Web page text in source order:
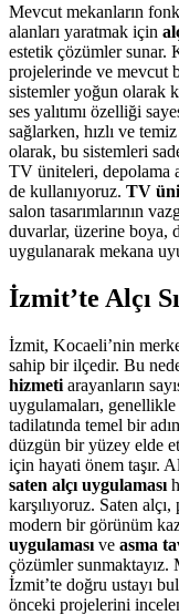
Mevcut mekanların
alanları yaratmak için
estetik çözümler sunar.
projelerinde ve mevcut
sistemler yoğun olarak
ses yalıtımı özelliği
sağlarken, hızlı ve
olarak, bu sistemleri
TV üniteleri, depolama
de kullanıyoruz. TV
salon tasarımlarının
duvarlar, üzerine boya,
uygulanarak mekana
İzmit’te Alçı
İzmit, Kocaeli’nin
sahip bir ilçedir. Bu
hizmeti arayanların
uygulamaları, genellikle
tadilatında temel bir
düzgün bir yüzey elde
için hayati önem taşır.
saten alçı uygulaması
karşılıyoruz. Saten
modern bir görünüm
uygulaması ve asma
çözümler sunmaktayız.
İzmit’te doğru ustayı
önceki projelerini